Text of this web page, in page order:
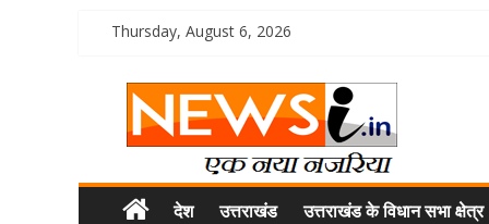
Thursday, August 6, 2026
देश उत्तराखंड उत्तराखंड के विधान सभा क्षेत्र